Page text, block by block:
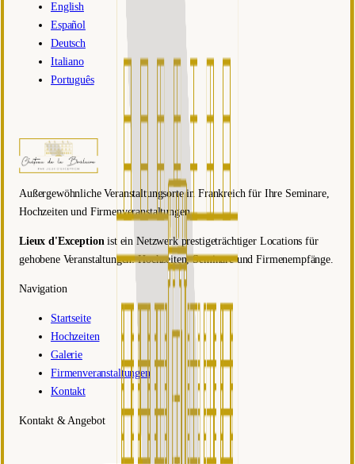
English
Español
Deutsch
Italiano
Português
Außergewöhnliche Veranstaltungsorte in Frankreich für Ihre Seminare,
Hochzeiten und Firmenveranstaltungen.
Lieux d'Exceptionist ein Netzwerk prestigeträchtiger Locations für
gehobene Veranstaltungen: Hochzeiten, Seminare und Firmenempfänge.
Navigation
Startseite
Hochzeiten
Galerie
Firmenveranstaltungen
Kontakt
Kontakt & Angebot